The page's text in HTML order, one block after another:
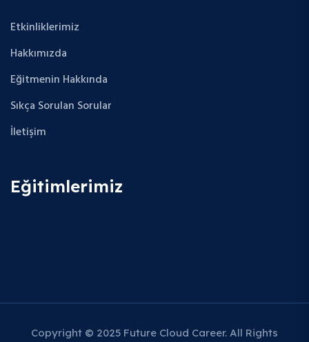
Etkinliklerimiz
Hakkımızda
Eğitmenin Hakkında
Sıkça Sorulan Sorular
İletişim
Eğitimlerimiz
Copyright © 2025 Future Cloud Career. All Rights